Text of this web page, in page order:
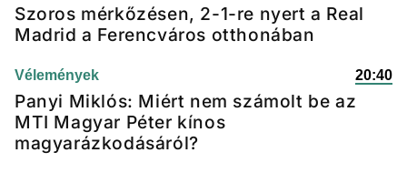
Szoros mérkőzésen, 2-1-re nyert a Real
Madrid a Ferencváros otthonában
Vélemények 20:40
Panyi Miklós: Miért nem számolt be az
MTI Magyar Péter kínos
magyarázkodásáról?